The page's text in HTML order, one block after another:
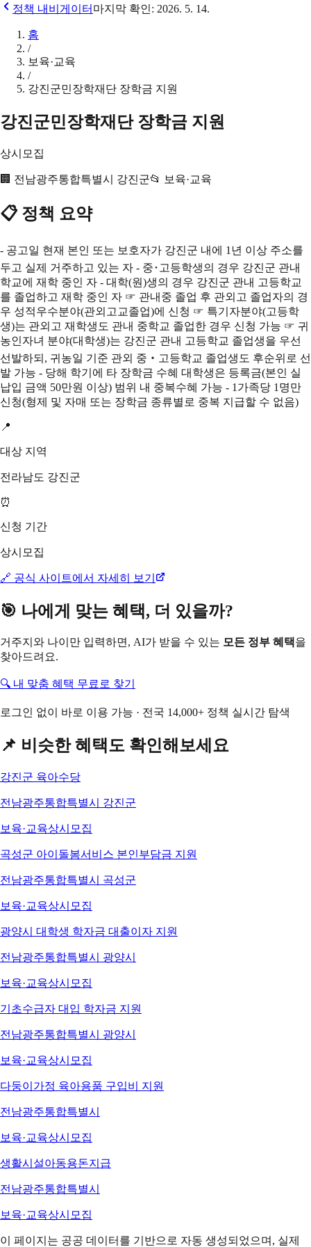
정책 내비게이터 마지막 확인: 2026. 5. 14.
홈
/
보육·교육
/
강진군민장학재단 장학금 지원
강진군민장학재단 장학금 지원
상시모집
🏢 전남광주통합특별시 강진군📂 보육·교육
📋 정책 요약
- 공고일 현재 본인 또는 보호자가 강진군 내에 1년 이상 주소를
두고 실제 거주하고 있는 자 - 중･고등학생의 경우 강진군 관내
학교에 재학 중인 자 - 대학(원)생의 경우 강진군 관내 고등학교
를 졸업하고 재학 중인 자 ☞ 관내중 졸업 후 관외고 졸업자의 경
우 성적우수분야(관외고교졸업)에 신청 ☞ 특기자분야(고등학
생)는 관외고 재학생도 관내 중학교 졸업한 경우 신청 가능 ☞ 귀
농인자녀 분야(대학생)는 강진군 관내 고등학교 졸업생을 우선
선발하되, 귀농일 기준 관외 중‧고등학교 졸업생도 후순위로 선
발 가능 - 당해 학기에 타 장학금 수혜 대학생은 등록금(본인 실
납입 금액 50만원 이상) 범위 내 중복수혜 가능 - 1가족당 1명만
신청(형제 및 자매 또는 장학금 종류별로 중복 지급할 수 없음)
📍
대상 지역
전라남도 강진군
⏰
신청 기간
상시모집
🔗 공식 사이트에서 자세히 보기
🎯 나에게 맞는 혜택, 더 있을까?
거주지와 나이만 입력하면, AI가 받을 수 있는 모든 정부 혜택을
찾아드려요.
🔍 내 맞춤 혜택 무료로 찾기
로그인 없이 바로 이용 가능 · 전국 14,000+ 정책 실시간 탐색
📌 비슷한 혜택도 확인해보세요
강진군 육아수당
전남광주통합특별시 강진군
보육·교육상시모집
곡성군 아이돌봄서비스 본인부담금 지원
전남광주통합특별시 곡성군
보육·교육상시모집
광양시 대학생 학자금 대출이자 지원
전남광주통합특별시 광양시
보육·교육상시모집
기초수급자 대입 학자금 지원
전남광주통합특별시 광양시
보육·교육상시모집
다둥이가정 육아용품 구입비 지원
전남광주통합특별시
보육·교육상시모집
생활시설아동용돈지급
전남광주통합특별시
보육·교육상시모집
이 페이지는 공공 데이터를 기반으로 자동 생성되었으며, 실제